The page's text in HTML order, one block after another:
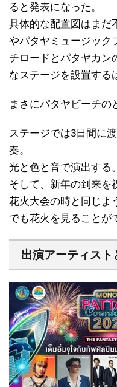
ると発表になった。
具体的な配置図はまだ
やパタヤミュージック
チロードとパタヤカン
なステージを設置する
まさにパタヤビーチの
ステージでは3日間に
奏。
光と色と音で演出する。
そして、新年の到来を
花火大会の時と同じよ
でも花火を見ることが
出演アーティス